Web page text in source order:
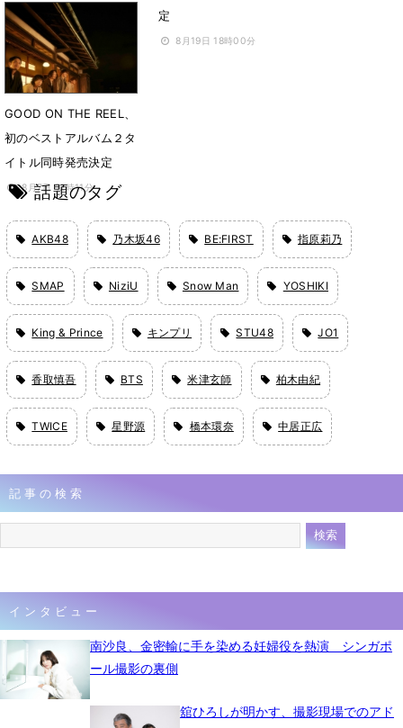
9月7日 23時14分
定
8月19日 18時00分
GOOD ON THE REEL、
初のベストアルバム２タ
イトル同時発売決定
8月7日 12時11分
話題のタグ
AKB48 乃木坂46 BE:FIRST 指原莉乃
SMAP NiziU Snow Man YOSHIKI
King & Prince キンプリ STU48 JO1
香取慎吾 BTS 米津玄師 柏木由紀
TWICE 星野源 橋本環奈 中居正広
記事の検索
インタビュー
南沙良、金密輸に手を染める妊婦役を熱演 シンガポ
ール撮影の裏側
舘ひろしが明かす、撮影現場でのアド